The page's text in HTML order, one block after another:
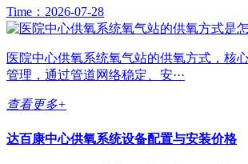
Time：2026-07-28
医院中心供氧系统氧气站的供氧方式，核
管理，通过管道网络稳定、安···
查看更多+
达百康中心供氧系统设备配置与安装价格